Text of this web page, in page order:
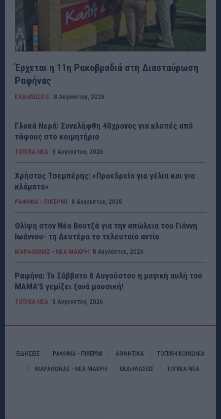
Έρχεται η 11η Ρακοβραδιά στη Διασταύρωση
Ραφήνας
ΕΚΔΗΛΩΣΕΙΣ 8 Αυγούστου, 2026
Γλυκά Νερά: Συνελήφθη 40χρονος για κλοπές από
τάφους στο κοιμητήριο
ΤΟΠΙΚΑ ΝΕΑ 8 Αυγούστου, 2026
Χρήστος Τσεμπέρης: «Προεδρείο για γέλια και για
κλάματα»
ΡΑΦΗΝΑ - ΠΙΚΕΡΜΙ 8 Αυγούστου, 2026
Θλίψη στον Νέο Βουτζά για την απώλεια του Γιάννη
Ιωάννου- τη Δευτέρα το τελευταίο αντίο
ΜΑΡΑΘΩΝΑΣ - ΝΕΑ ΜΑΚΡΗ 8 Αυγούστου, 2026
Ραφήνα: Το Σάββατο 8 Αυγούστου η μαγική αυλή του
MAMA’S γεμίζει ξανά μουσική!
ΤΟΠΙΚΑ ΝΕΑ 8 Αυγούστου, 2026
ΕΙΔΗΣΕΙΣ ΡΑΦΗΝΑ - ΠΙΚΕΡΜΙ ΑΘΛΗΤΙΚΑ ΤΟΠΙΚΗ ΚΟΙΝΩΝΙΑ
ΜΑΡΑΘΩΝΑΣ - ΝΕΑ ΜΑΚΡΗ ΕΚΔΗΛΩΣΕΙΣ ΤΟΠΙΚΑ ΝΕΑ